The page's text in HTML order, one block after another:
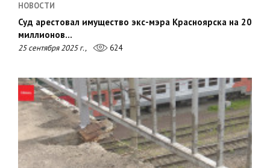
НОВОСТИ
Суд арестовал имущество экс-мэра Красноярска на 20
миллионов…
25 сентября 2025 г., 624